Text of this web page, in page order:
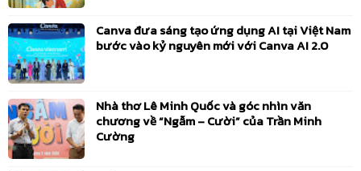
Canva đưa sáng tạo ứng dụng AI tại Việt Nam
bước vào kỷ nguyên mới với Canva AI 2.0
Nhà thơ Lê Minh Quốc và góc nhìn văn
chương về “Ngẫm – Cười” của Trần Minh
Cường